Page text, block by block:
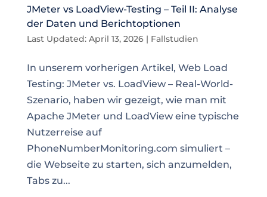
JMeter vs LoadView-Testing – Teil II: Analyse
der Daten und Berichtoptionen
Last Updated: April 13, 2026| Fallstudien
In unserem vorherigen Artikel, Web Load
Testing: JMeter vs. LoadView – Real-World-
Szenario, haben wir gezeigt, wie man mit
Apache JMeter und LoadView eine typische
Nutzerreise auf
PhoneNumberMonitoring.com simuliert –
die Webseite zu starten, sich anzumelden,
Tabs zu...